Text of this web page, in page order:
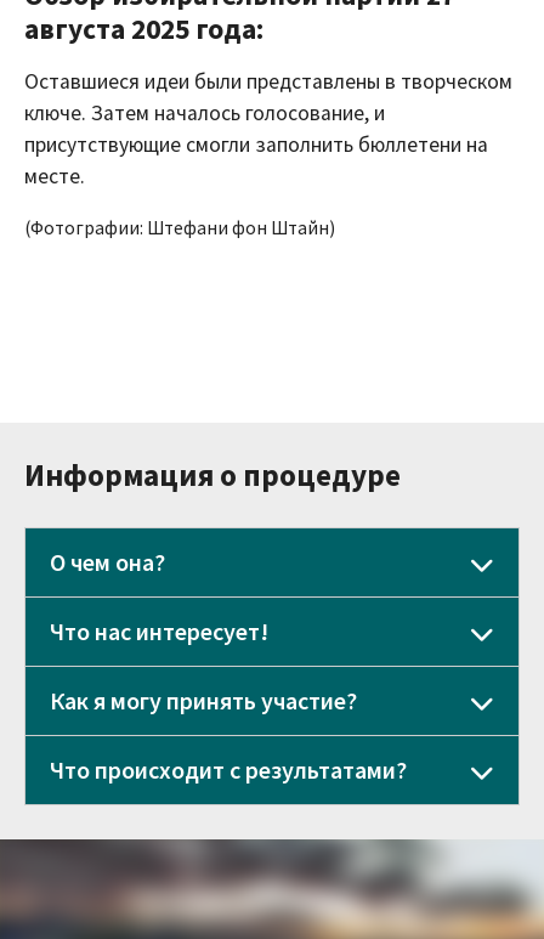
августа 2025 года:
Оставшиеся идеи были представлены в творческом
ключе. Затем началось голосование, и
присутствующие смогли заполнить бюллетени на
месте.
(Фотографии: Штефани фон Штайн)
Информация о процедуре
О чем она?
Что нас интересует!
Как я могу принять участие?
Что происходит с результатами?